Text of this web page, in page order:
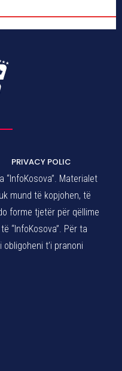
PRIVACY POLIC
“InfoKosova”. Materialet
mund të kopjohen, të
forme tjetër për qëllime
“InfoKosova”. Për ta
t’i pranoni